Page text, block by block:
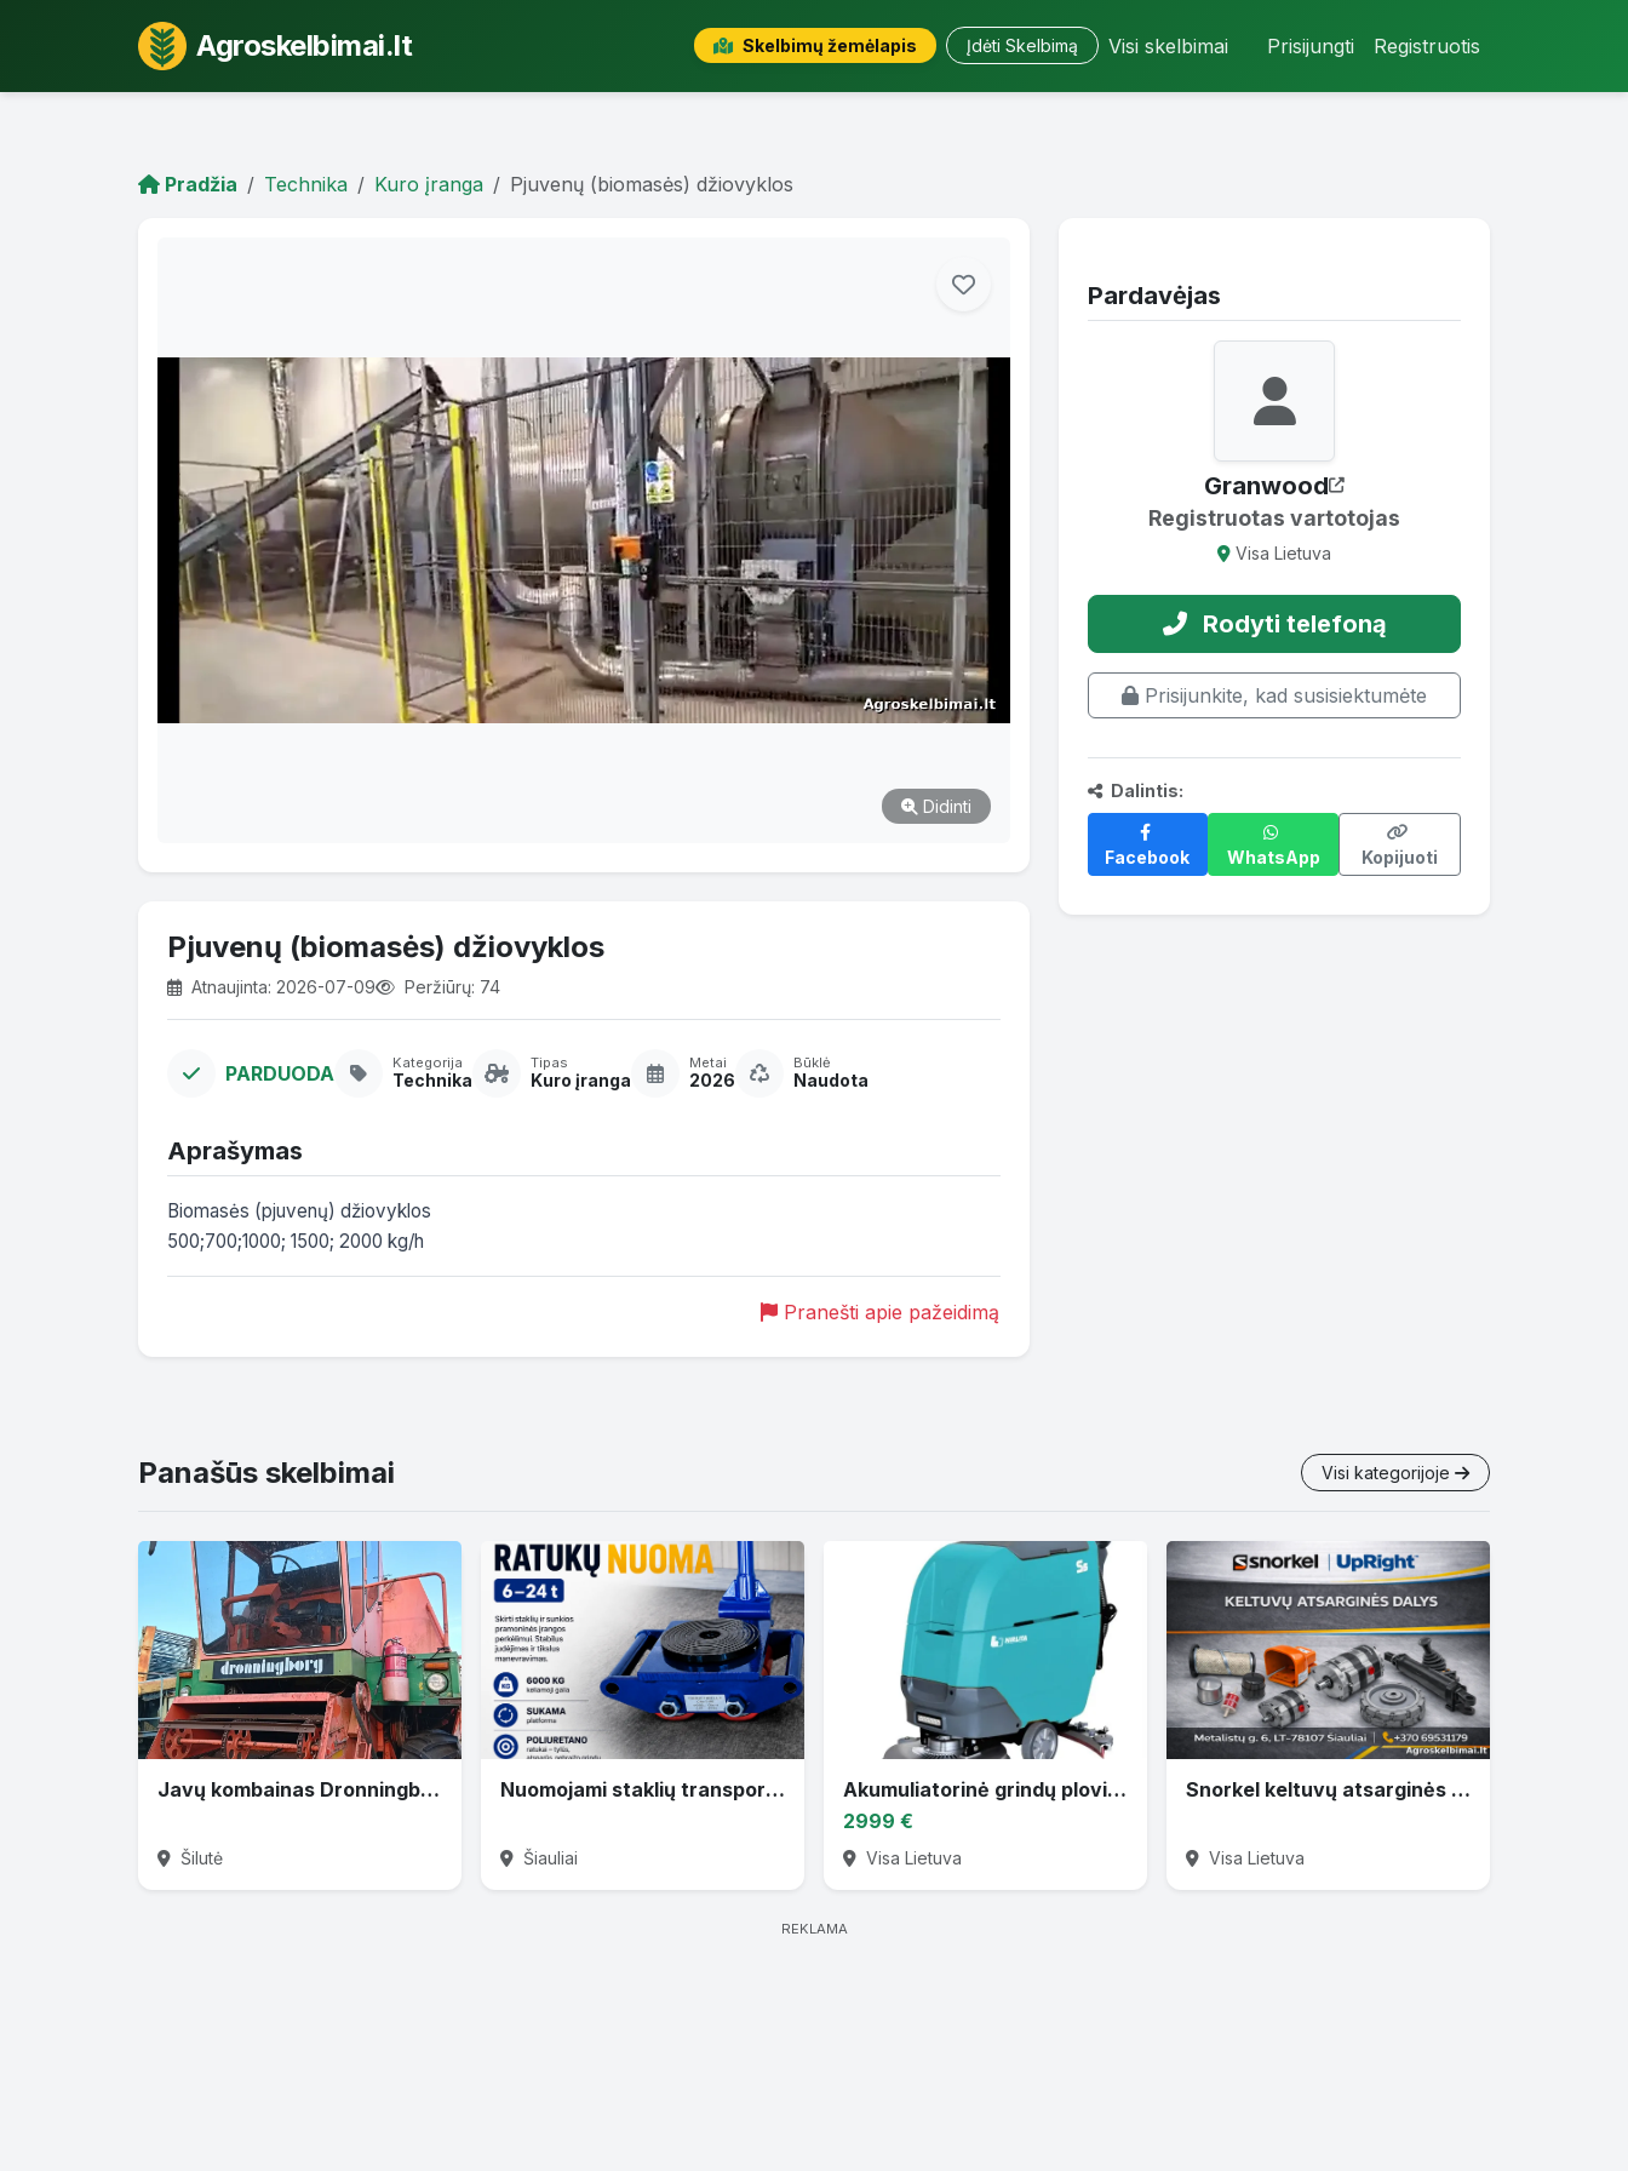
Agroskelbimai.lt Skelbimų žemėlapis Įdėti Skelbimą Visi skelbimai Prisijungti Registruotis
Pradžia Technika Kuro įranga Pjuvenų (biomasės) džiovyklos
Didinti
Pjuvenų (biomasės) džiovyklos
Atnaujinta: 2026-07-09 Peržiūrų: 74
PARDUODA Kategorija
Technika
Tipas
Kuro įranga
Metai
2026
Būklė
Naudota
Aprašymas
Biomasės (pjuvenų) džiovyklos
500;700;1000; 1500; 2000 kg/h
Pranešti apie pažeidimą
Pardavėjas
Granwood
Registruotas vartotojas
Visa Lietuva
Rodyti telefoną
Prisijunkite, kad susisiektumėte
Dalintis:
Facebook WhatsApp Kopijuoti
Panašūs skelbimai Visi kategorijoje
Javų kombainas Dronningborg
Šilutė
Nuomojami staklių transportavimo ratukai 6T–36T
Šiauliai
Akumuliatorinė grindų plovimo mašina AR-S5
2999 €
Visa Lietuva
Snorkel keltuvų atsarginės dalys
Visa Lietuva
REKLAMA